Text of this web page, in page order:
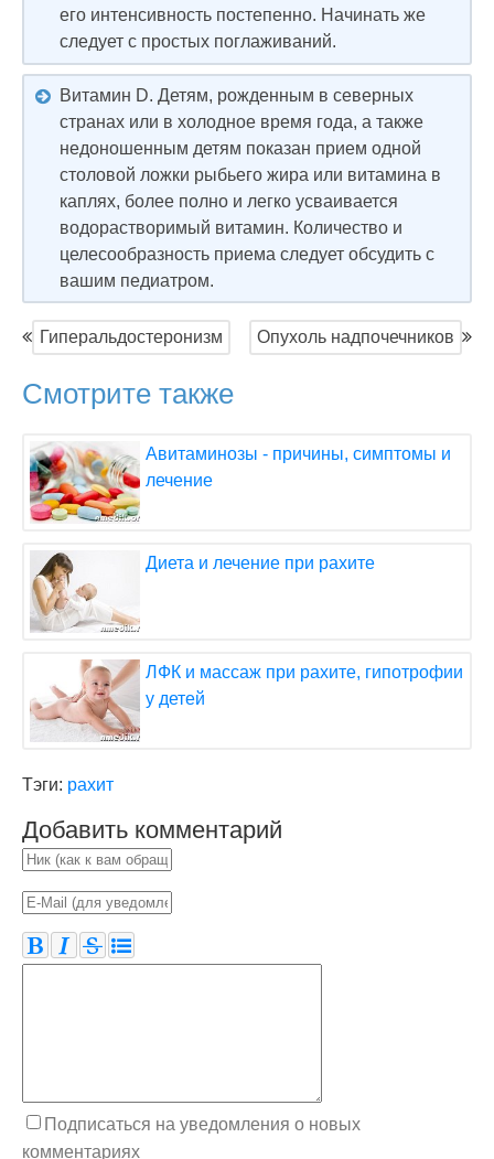
его интенсивность постепенно. Начинать же
следует с простых поглаживаний.
Витамин D. Детям, рожденным в северных
странах или в холодное время года, а также
недоношенным детям показан прием одной
столовой ложки рыбьего жира или витамина в
каплях, более полно и легко усваивается
водорастворимый витамин. Количество и
целесообразность приема следует обсудить с
вашим педиатром.
Гиперальдостеронизм Опухоль надпочечников
Смотрите также
Авитаминозы - причины, симптомы и
лечение
Диета и лечение при рахите
ЛФК и массаж при рахите, гипотрофии
у детей
Тэги: рахит
Добавить комментарий
Подписаться на уведомления о новых
комментариях